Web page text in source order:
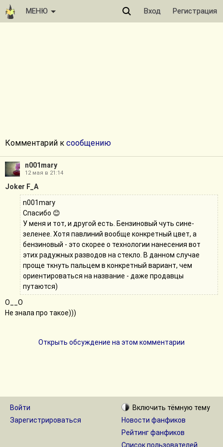
МЕНЮ Вход Регистрация
Комментарий к сообщению
n001mary
12 мая в 21:14
Joker F_A
n001mary
Спасибо 😊
У меня и тот, и другой есть. Бензиновый чуть сине-
зеленее. Хотя павлиний вообще конкретный цвет, а
бензиновый - это скорее о технологии нанесения вот
этих радужных разводов на стекло. В данном случае
проще ткнуть пальцем в конкретный вариант, чем
ориентироваться на название - даже продавцы
путаются)
О__О
Не знала про такое)))
Открыть обсуждение на этом комментарии
Войти
Зарегистрироваться
Включить тёмную тему
Новости фанфиков
Рейтинг фанфиков
Список пользователей